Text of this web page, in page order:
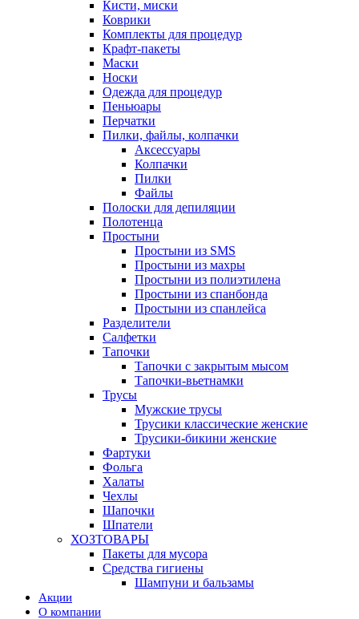
Кисти, миски
Коврики
Комплекты для процедур
Крафт-пакеты
Маски
Носки
Одежда для процедур
Пеньюары
Перчатки
Пилки, файлы, колпачки
Аксессуары
Колпачки
Пилки
Файлы
Полоски для депиляции
Полотенца
Простыни
Простыни из SMS
Простыни из махры
Простыни из полиэтилена
Простыни из спанбонда
Простыни из спанлейса
Разделители
Салфетки
Тапочки
Тапочки с закрытым мысом
Тапочки-вьетнамки
Трусы
Мужские трусы
Трусики классические женские
Трусики-бикини женские
Фартуки
Фольга
Халаты
Чехлы
Шапочки
Шпатели
ХОЗТОВАРЫ
Пакеты для мусора
Средства гигиены
Шампуни и бальзамы
Акции
О компании